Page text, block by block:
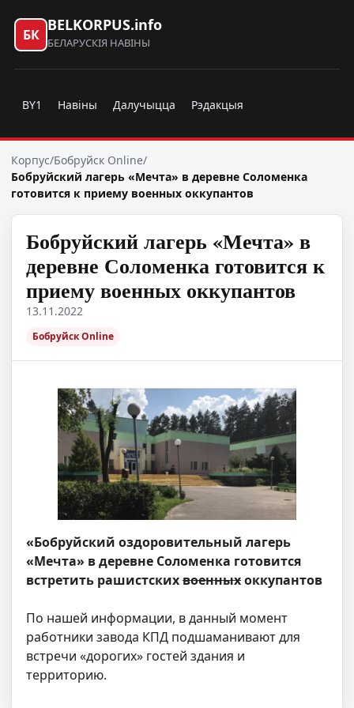
БК
BELKORPUS.info
БЕЛАРУСКІЯ НАВІНЫ
BY1 Навіны Далучыцца Рэдакцыя
Корпус/Бобруйск Online/
Бобруйский лагерь «Мечта» в деревне Соломенка
готовится к приему военных оккупантов
Бобруйский лагерь «Мечта» в
деревне Соломенка готовится к
приему военных оккупантов
13.11.2022
Бобруйск Online
«Бобруйский оздоровительный лагерь
«Мечта» в деревне Соломенка готовится
встретить рашистскихвоенныхоккупантов
По нашей информации, в данный момент
работники завода КПД подшаманивают для
встречи «дорогих» гостей здания и
территорию.